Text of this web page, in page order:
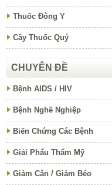
Thuốc Đông Y
Cây Thuốc Quý
CHUYÊN ĐỀ
Bệnh AIDS / HIV
Bệnh Nghề Nghiệp
Biến Chứng Các Bệnh
Giải Phẩu Thẩm Mỹ
Giảm Cân / Giảm Béo